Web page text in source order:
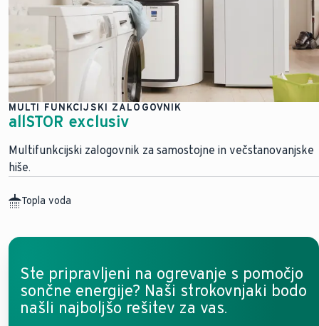
MULTI FUNKCIJSKI ZALOGOVNIK
allSTOR exclusiv
Multifunkcijski zalogovnik za samostojne in večstanovanjske
hiše.
Topla voda
Ste pripravljeni na ogrevanje s pomočjo
sončne energije? Naši strokovnjaki bodo
našli najboljšo rešitev za vas.